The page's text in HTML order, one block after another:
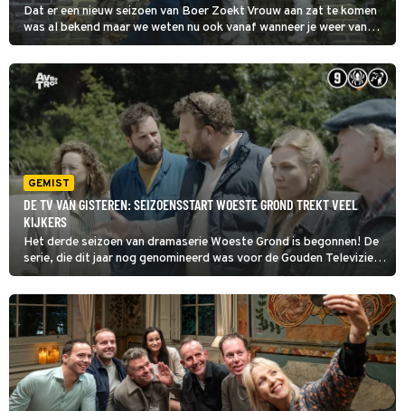
Dat er een nieuw seizoen van Boer Zoekt Vrouw aan zat te komen
was al bekend maar we weten nu ook vanaf wanneer je weer van
Yvon Jaspers en haar boeren kunt gaan genieten.
GEMIST
DE TV VAN GISTEREN: SEIZOENSSTART WOESTE GROND TREKT VEEL
KIJKERS
Het derde seizoen van dramaserie Woeste Grond is begonnen! De
serie, die dit jaar nog genomineerd was voor de Gouden Televizier-
Ring, trapt het nieuwe seizoen af met prima kijkcijfers.